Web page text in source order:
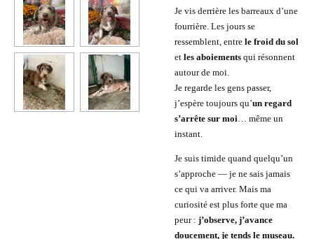
Je vis derrière les barreaux d’une
fourrière. Les jours se
ressemblent, entre le froid du sol
et les aboiements qui résonnent
autour de moi.
Je regarde les gens passer,
j’espère toujours qu’un regard
s’arrête sur moi … même un
instant.
Je suis timide quand quelqu’un
s’approche — je ne sais jamais
ce qui va arriver. Mais ma
curiosité est plus forte que ma
peur : j’observe, j’avance
doucement, je tends le museau.